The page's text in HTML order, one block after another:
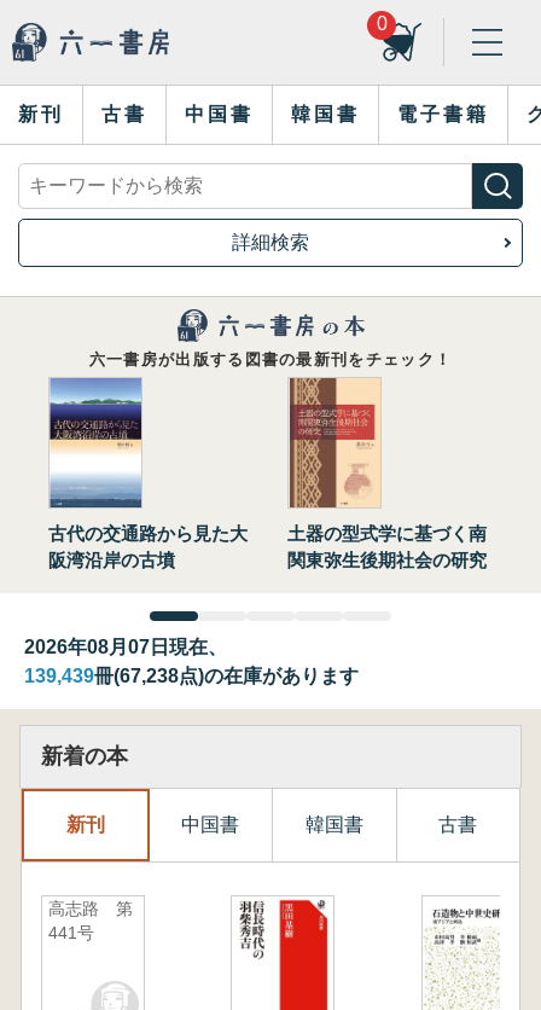
0
新刊 古書 中国書 韓国書 電子書籍
詳細検索
六一書房が出版する図書の最新刊をチェック！
古代の交通路から見た大
阪湾沿岸の古墳
土器の型式学に基づく南
関東弥生後期社会の研究
2026年08月07日現在、
139,439冊(67,238点)の在庫があります
新着の本
新刊 中国書 韓国書 古書
高志路 第
441号